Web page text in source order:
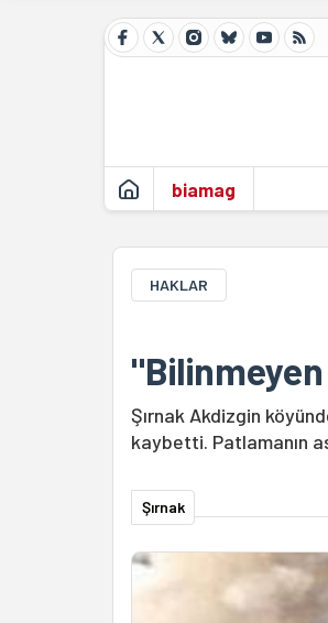
biamag
HAKLAR
Şırnak Akdizgin
kaybetti. Patlamanın
Şırnak